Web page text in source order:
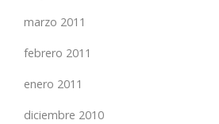
marzo 2011
febrero 2011
enero 2011
diciembre 2010